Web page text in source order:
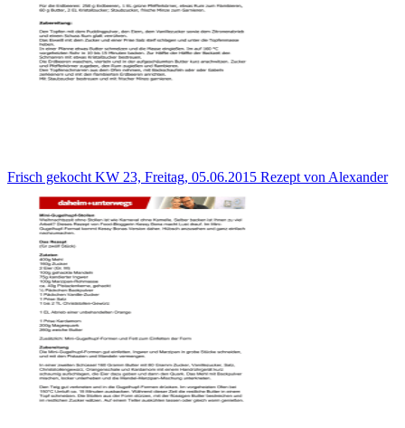
Frisch gekocht KW 23, Freitag, 05.06.2015 Rezept von Alexander